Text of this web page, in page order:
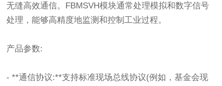
无缝高效通信。FBMSVH模块通常处理模拟和数字信号
处理，能够高精度地监测和控制工业过程。
产品参数:
- **通信协议:**支持标准现场总线协议(例如，基金会现